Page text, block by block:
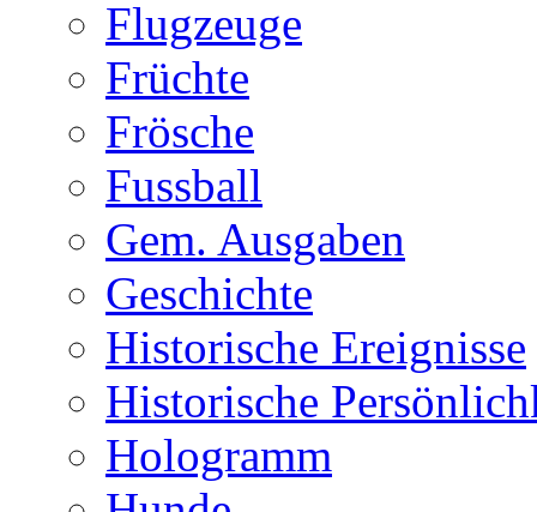
Flugzeuge
Früchte
Frösche
Fussball
Gem. Ausgaben
Geschichte
Historische Ereignisse
Historische
Hologramm